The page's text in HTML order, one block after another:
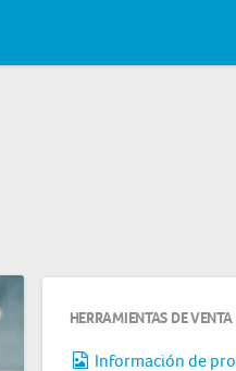
HERRAMIENTAS DE VENTA
Información de